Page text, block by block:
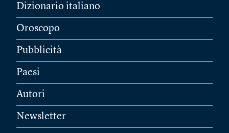
Dizionario italiano
Oroscopo
Pubblicità
Paesi
Autori
Newsletter